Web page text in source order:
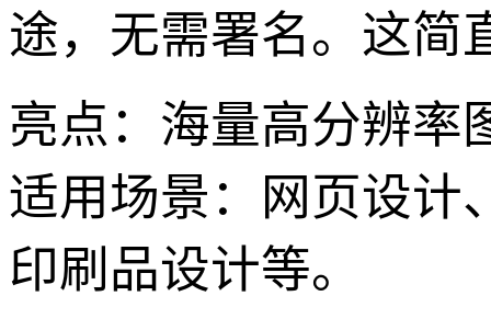
途，无需署名。这简
亮点：海量高分辨率
适用场景：网页设计
印刷品设计等。